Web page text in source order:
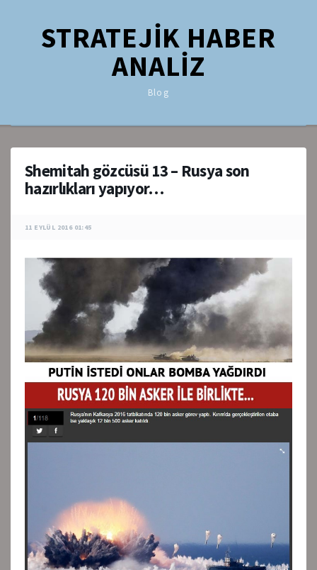
STRATEJİK HABER
ANALİZ
Blog
Shemitah gözcüsü 13 – Rusya son
hazırlıkları yapıyor…
11 EYLÜL 2016 01:45